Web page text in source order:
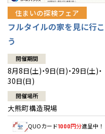
住まいの探検フェア
フルタイルの家を見に行こ
う
開催期間
8月8日(土)・9日(日)・29日(土)・
30日(日)
開催場所
大熊町構造現場
QUOカード1000円分進呈中！